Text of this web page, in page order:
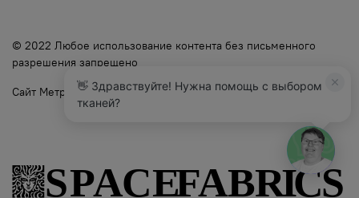
👋 Здравствуйте! Нужна помощь с выбором
тканей?
© 2022 Любое использование контента без письменного
разрешения запрещено
Сайт Метр Ткани